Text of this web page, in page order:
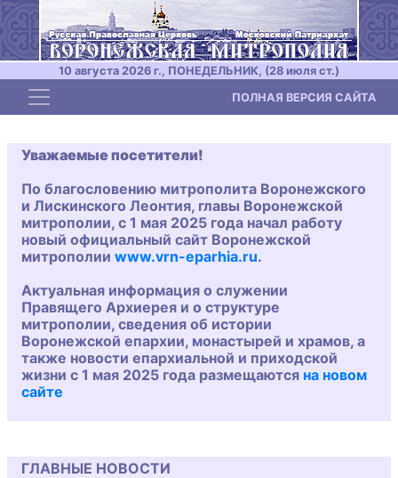
10 августа 2026 г., ПОНЕДЕЛЬНИК, (28 июля ст.)
Toggle navigation ПОЛНАЯ ВЕРСИЯ САЙТА
Уважаемые посетители!
По благословению митрополита Воронежского
и Лискинского Леонтия, главы Воронежской
митрополии, с 1 мая 2025 года начал работу
новый официальный сайт Воронежской
митрополии www.vrn-eparhia.ru.
Актуальная информация о служении
Правящего Архиерея и о структуре
митрополии, сведения об истории
Воронежской епархии, монастырей и храмов, а
также новости епархиальной и приходской
жизни с 1 мая 2025 года размещаются на новом
сайте
ГЛАВНЫЕ НОВОСТИ